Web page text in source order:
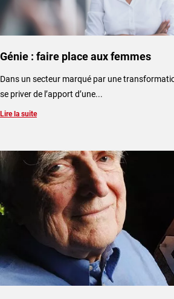
Génie : faire place aux femmes
Dans un secteur marqué par une
se priver de l’apport d’une...
Lire la suite